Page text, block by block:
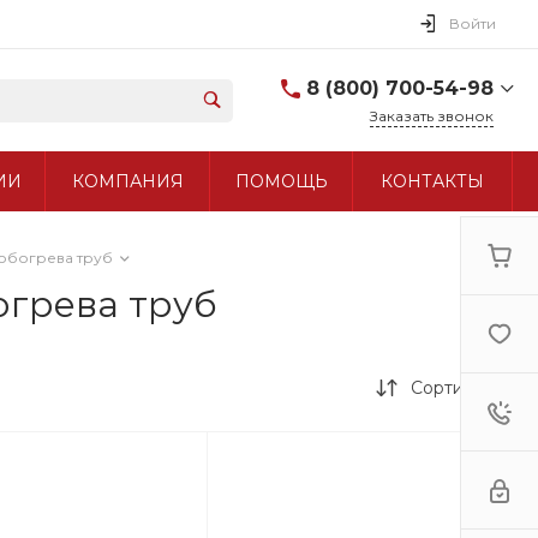
Войти
8 (800) 700-54-98
+7 (495) 960-97-90
Заказать звонок
КОМПАНИЯ ПОМОЩЬ КОНТАКТЫ
труб
труб
Сортировка